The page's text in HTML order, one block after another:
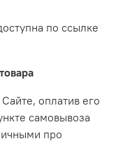
по ссылке
оплатив его
самовывоза
про